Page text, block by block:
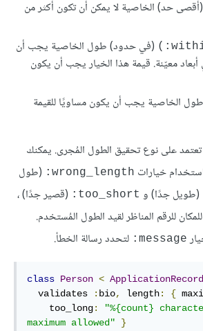
(أقصى حد) الخاصية لا يمكن أن تكون أكثر من
(في حدود) طول الخاصية يجب أن
معيّنة. قيمة هذا الخيار يجب أن يكون
الخاصية يجب أن يكون مساويًا للقيمة
تعتمد على نوع تحقيق الطول المُجرى. يمكنك
خيارات wrong_length:
(طول
(طويل جدًا) و too_short:
(قصير جدًا) ،
للرقم المناظر لقيد الطول المُستخدم.
message: لتحدد رسالة الخطأ.
class Person < ApplicationRecord
  validates
: bio, length: {
too_long:
"%{count}
maximum allowed"
}